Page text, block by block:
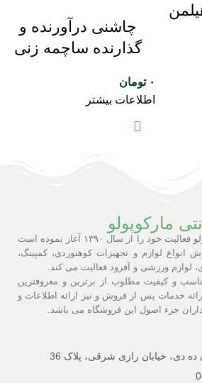
چاشنی درآورنده و
گذارنده ساچمه زنی
۰ تومان
اطلاعات بیشتر
مارکوپولو
فروشگاه اینترنتی مارکوپولو فعالیت خود را از سال ۱۳۹۰ آغاز نموده است
انواع لوازم و تجهیزات کوهنوردی، کمپینگ،
لوازم ورزشی و آفرود فعالیت می کند.
مناسب و کیفیت مطلوب از برترین و معروفترین
خدمات پس از فروش و نیز ارائه اطلاعات و
جزء اصول این فروشگاه می باشد.
دی، خیابان رازی شرقی، پلاک 36